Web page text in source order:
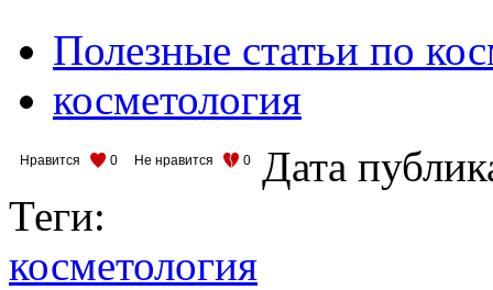
Полезные статьи по
косметология
Нравится 0 Не нравится 0
Дата
Теги:
косметология